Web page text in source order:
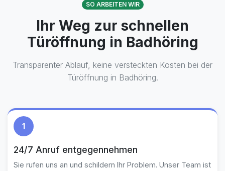
SO ARBEITEN WIR
Ihr Weg zur schnellen
Türöffnung in Badhöring
Transparenter Ablauf, keine versteckten Kosten bei der
Türöffnung in Badhöring.
1
24/7 Anruf entgegennehmen
Sie rufen uns an und schildern Ihr Problem. Unser Team ist